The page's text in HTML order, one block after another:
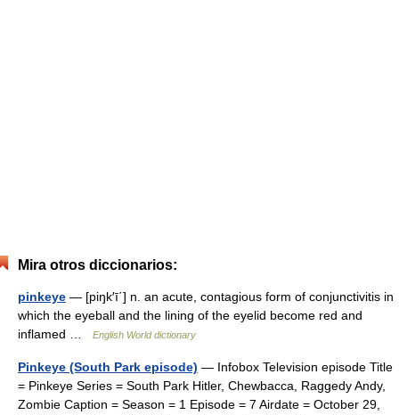
Mira otros diccionarios:
pinkeye — [piŋk′ī΄] n. an acute, contagious form of conjunctivitis in
which the eyeball and the lining of the eyelid become red and
inflamed …
English World dictionary
Pinkeye (South Park episode) — Infobox Television episode Title
= Pinkeye Series = South Park Hitler, Chewbacca, Raggedy Andy,
Zombie Caption = Season = 1 Episode = 7 Airdate = October 29,